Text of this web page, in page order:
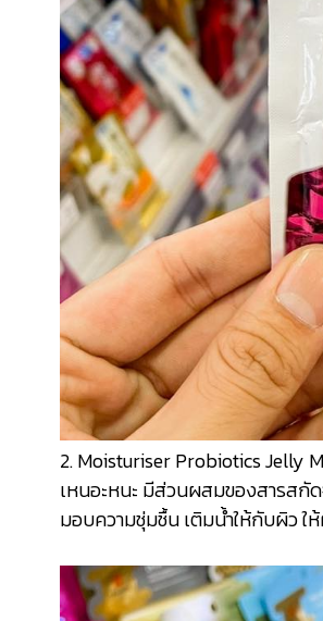
2. Moisturiser Probiotics Jelly
เหนอะหนะ มีส่วนผสมของสารสกั
มอบความชุ่มชื้น เติมน้ำให้กับผิว